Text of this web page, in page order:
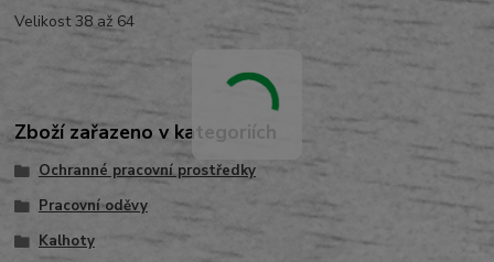
Velikost 38 až 64
Zboží zařazeno v kategoriích
Ochranné pracovní prostředky
Pracovní oděvy
Kalhoty